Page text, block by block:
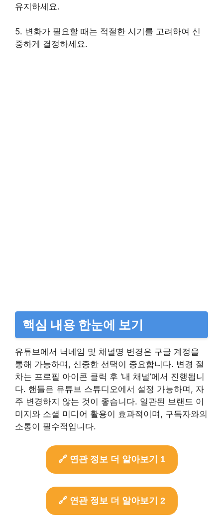
유지하세요.
5. 변화가 필요할 때는 적절한 시기를 고려하여 신
중하게 결정하세요.
핵심 내용 한눈에 보기
유튜브에서 닉네임 및 채널명 변경은 구글 계정을
통해 가능하며, 신중한 선택이 중요합니다. 변경 절
차는 프로필 아이콘 클릭 후 ‘내 채널’에서 진행됩니
다. 핸들은 유튜브 스튜디오에서 설정 가능하며, 자
주 변경하지 않는 것이 좋습니다. 일관된 브랜드 이
미지와 소셜 미디어 활용이 효과적이며, 구독자와의
소통이 필수적입니다.
🔗 연관 정보 더 알아보기 1
🔗 연관 정보 더 알아보기 2